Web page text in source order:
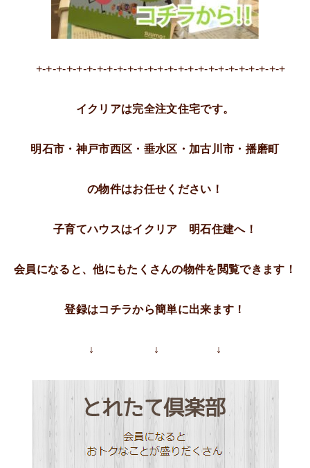
+-+-+-+-+-+-+-+-+-+-+-+-+-+-+-+-+-+-+-+-+-+-+-+-+
イクリアは完全注文住宅です。
明石市・神戸市西区・垂水区・加古川市・播磨町
の物件はお任せください！
子育てハウスはイクリア 明石住建へ！
会員になると、他にもたくさんの物件を閲覧できます！
登録はコチラから簡単に出来ます！
↓ ↓ ↓